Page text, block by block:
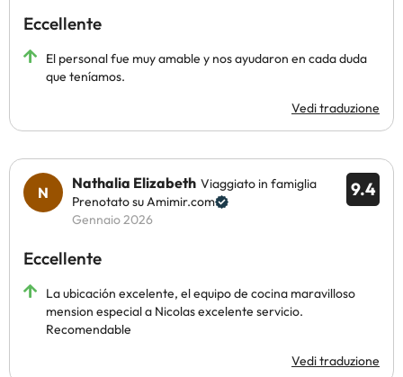
Eccellente
El personal fue muy amable y nos ayudaron en cada duda
que teníamos.
Vedi traduzione
9.4
Nathalia Elizabeth Viaggiato in famiglia
Prenotato su Amimir.com
Gennaio 2026
Eccellente
La ubicación excelente, el equipo de cocina maravilloso
mension especial a Nicolas excelente servicio.
Recomendable
Vedi traduzione